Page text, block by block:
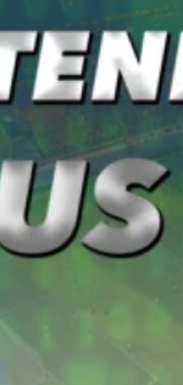
au
PenseBet
Football